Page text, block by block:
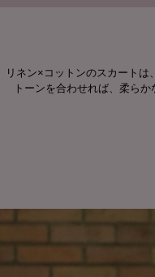
リネン×コットンのスカート
トーンを合わせれば、柔ら